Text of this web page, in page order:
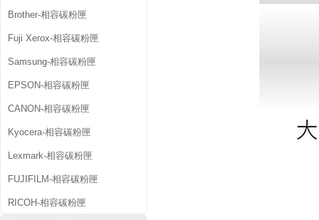
Brother-相容碳粉匣
Fuji Xerox-相容碳粉匣
Samsung-相容碳粉匣
EPSON-相容碳粉匣
CANON-相容碳粉匣
Kyocera-相容碳粉匣
Lexmark-相容碳粉匣
FUJIFILM-相容碳粉匣
RICOH-相容碳粉匣